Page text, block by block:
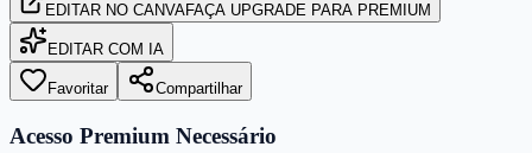
EDITAR NO CANVAFAÇA UPGRADE PARA PREMIUM
EDITAR COM IA
Favoritar Compartilhar
Acesso Premium Necessário